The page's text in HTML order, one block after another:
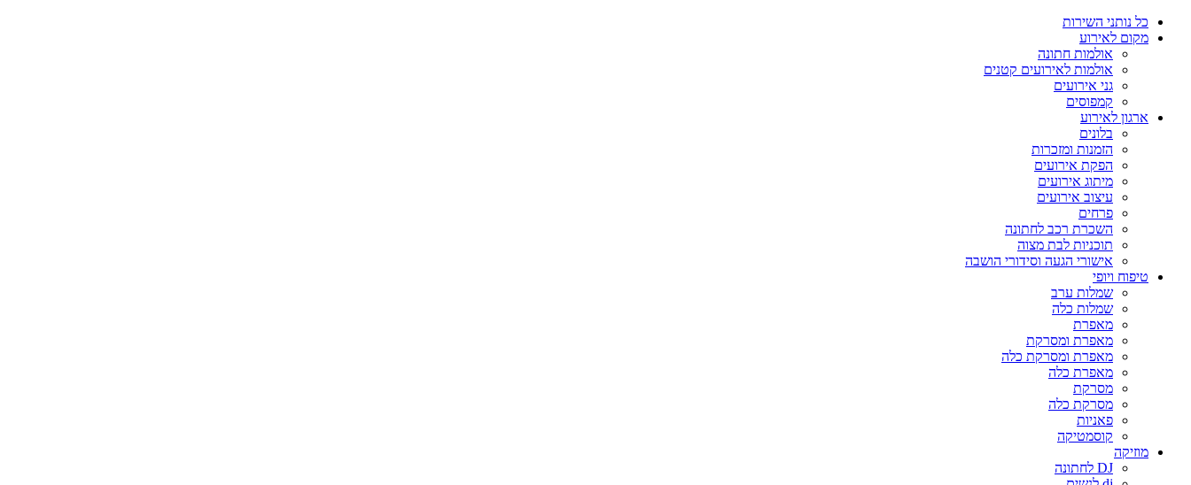
כל נותני השירות
מקום לאירוע
אולמות חתונה
אולמות לאירועים קטנים
גני אירועים
קמפוסים
ארגון לאירוע
בלונים
הזמנות ומזכרות
הפקת אירועים
מיתוג אירועים
עיצוב אירועים
פרחים
השכרת רכב לחתונה
תוכניות לבת מצוה
אישורי הגעה וסידורי הושבה
טיפוח ויופי
שמלות ערב
שמלות כלה
מאפרת
מאפרת ומסרקת
מאפרת ומסרקת כלה
מאפרת כלה
מסרקת
מסרקת כלה
פאניות
קוסמטיקה
מוזיקה
DJ לחתונה